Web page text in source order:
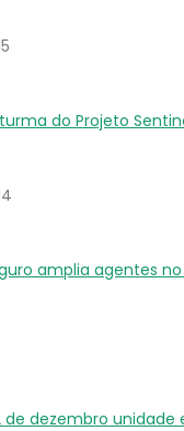
do Projeto
amplia agentes
de dezembro unidade